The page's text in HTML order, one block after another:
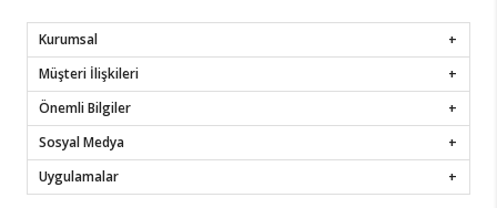
Kurumsal
Müşteri İlişkileri
Önemli Bilgiler
Sosyal Medya
Uygulamalar